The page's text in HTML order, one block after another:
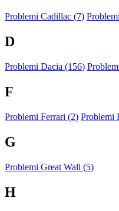
Problemi Cadillac (7)
D
Problemi Dacia (156)
F
Problemi Ferrari (2) Problemi
G
Problemi Great Wall (5)
H